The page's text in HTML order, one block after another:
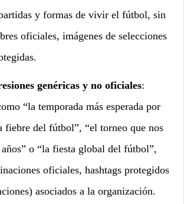
y formas de vivir el fútbol, sin
oficiales, imágenes de selecciones
genéricas y no oficiales:
“la temporada más esperada por
fiebre del fútbol”, “el torneo que nos
o “la fiesta global del fútbol”,
oficiales, hashtags protegidos
asociados a la organización.